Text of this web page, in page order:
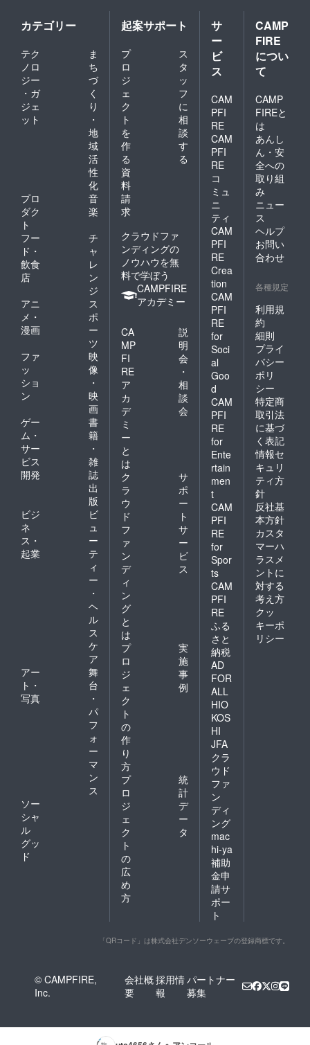
カテゴリー
テク
ノロ
ジー
・ガ
ジェ
ット
ま
ち
づ
く
り
・
地
域
活
性
化
プロ
ダク
ト
音
楽
フー
ド・
飲食
店
チ
ャ
レ
ン
ジ
アニ
メ・
漫画
ス
ポ
ー
ツ
ファ
ッ
ショ
ン
映
像
・
映
画
ゲー
ム・
サー
ビス
開発
書
籍
・
雑
誌
出
版
ビジ
ネ
ス・
起業
ビ
ュ
ー
テ
ィ
ー
・
ヘ
ル
ス
ケ
ア
アー
ト・
写真
舞
台
・
パ
フ
ォ
ー
マ
ン
ス
ソー
シャ
ル
グッ
ド
起案サポート
プ
ロ
ジ
ェ
ク
ト
を
作
る
ス
タ
ッ
フ
に
相
談
す
る
資
料
請
求
クラウドファ
ンディングの
ノウハウを無
料で学ぼう
CAMPFIRE
アカデミー
CA
MP
FI
RE
ア
カ
デ
ミ
ー
と
は
説
明
会
・
相
談
会
ク
ラ
ウ
ド
フ
ァ
ン
デ
ィ
ン
グ
と
は
サ
ポ
ー
ト
サ
ー
ビ
ス
プ
ロ
ジ
ェ
ク
ト
の
作
り
方
実
施
事
例
プ
ロ
ジ
ェ
ク
ト
の
広
め
方
統
計
デ
ー
タ
サ
ー
ビ
ス
CAM
PFI
RE
CAM
PFI
RE
コ
ミュ
ニ
ティ
CAM
PFI
RE
Crea
tion
CAM
PFI
RE
for
Soci
al
Goo
d
CAM
PFI
RE
for
Ente
rtain
men
t
CAM
PFI
RE
for
Spor
ts
CAM
PFI
RE
ふる
さと
納税
AD
FOR
ALL
HIO
KOS
HI
JFA
クラ
ウド
ファ
ン
ディ
ング
mac
hi-ya
補助
金申
請サ
ポー
ト
CAMP
FIRE
につい
て
CAMP
FIREと
は
あんし
ん・安
全への
取り組
み
ニュー
ス
ヘルプ
お問い
合わせ
各種規定
利用規
約
細則
プライ
バシー
ポリ
シー
特定商
取引法
に基づ
く表記
情報セ
キュリ
ティ方
針
反社基
本方針
カスタ
マーハ
ラスメ
ントに
対する
考え方
クッ
キーポ
リシー
「QRコード」は株式会社デンソーウェーブの登録商標です。
© CAMPFIRE,
Inc.
会社概
要
採用情
報
パートナー
募集